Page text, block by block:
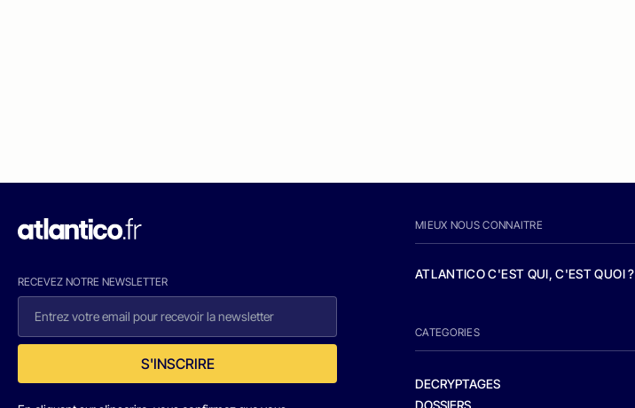
RECEVEZ NOTRE NEWSLETTER
S'INSCRIRE
MIEUX NOUS CONNAITRE
ATLANTICO C'EST QUI, C'EST QUOI ?
CATEGORIES
DECRYPTAGES
DOSSIERS